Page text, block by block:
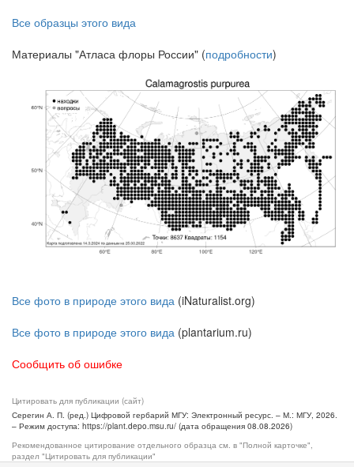
Все образцы этого вида
Материалы "Атласа флоры России" (подробности)
Все фото в природе этого вида (iNaturalist.org)
Все фото в природе этого вида (plantarium.ru)
Сообщить об ошибке
Цитировать для публикации (сайт)
Серегин А. П. (ред.) Цифровой гербарий МГУ: Электронный ресурс. – М.: МГУ, 2026.
– Режим доступа: https://plant.depo.msu.ru/ (дата обращения 08.08.2026)
Рекомендованное цитирование отдельного образца см. в "Полной карточке",
раздел "Цитировать для публикации"